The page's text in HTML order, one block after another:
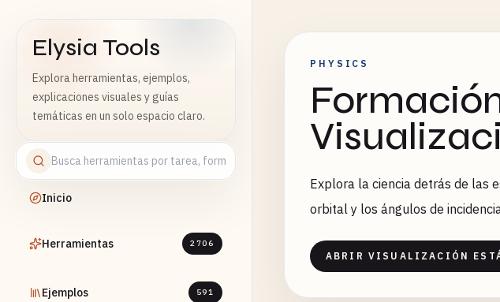
Elysia Tools
Explora herramientas, ejemplos,
explicaciones visuales y guías
temáticas en un solo espacio claro.
Inicio
Herramientas 2706
Ejemplos 591
PHYSICS
Explora la ciencia detrás de las
orbital y los ángulos de
ABRIR VISUALIZACIÓN